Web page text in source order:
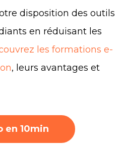
disposition des outils
en réduisant les
les formations e-
, leurs avantages et
en 10min